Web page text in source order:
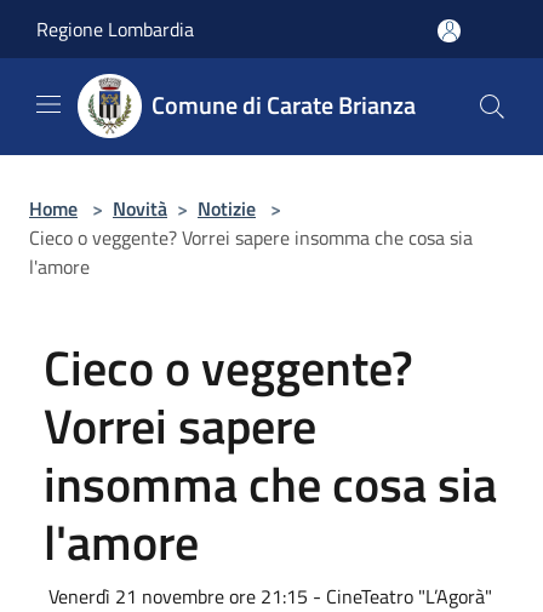
Regione Lombardia
Comune di Carate Brianza
Home > Novità > Notizie >
Cieco o veggente? Vorrei sapere insomma che cosa sia
l'amore
Cieco o veggente?
Vorrei sapere
insomma che cosa sia
l'amore
Venerdì 21 novembre ore 21:15 - CineTeatro "L’Agorà"